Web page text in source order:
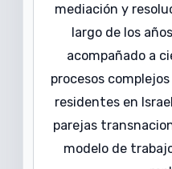
mediación y
largo de los
acompañado a
procesos
residentes en
parejas
modelo de